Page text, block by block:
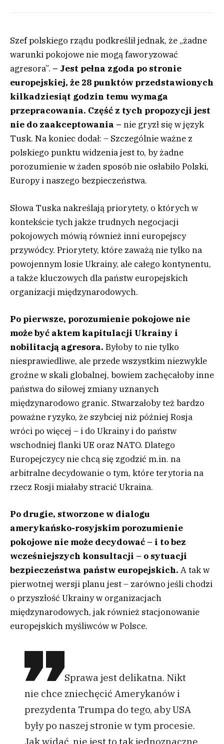
Szef polskiego rządu podkreślił jednak, że „żadne
warunki pokojowe nie mogą faworyzować
agresora”. – Jest pełna zgoda po stronie
europejskiej, że 28 punktów przedstawionych
kilkadziesiąt godzin temu wymaga
przepracowania. Część z tych propozycji jest
nie do zaakceptowania – nie gryzł się w język
Tusk. Na koniec dodał: – Szczególnie ważne z
polskiego punktu widzenia jest to, by żadne
porozumienie w żaden sposób nie osłabiło Polski,
Europy i naszego bezpieczeństwa.
Słowa Tuska nakreślają priorytety, o których w
kontekście tych jakże trudnych negocjacji
pokojowych mówią również inni europejscy
przywódcy. Priorytety, które zaważą nie tylko na
powojennym losie Ukrainy, ale całego kontynentu,
a także kluczowych dla państw europejskich
organizacji międzynarodowych.
Po pierwsze, porozumienie pokojowe nie
może być aktem kapitulacji Ukrainy i
nobilitacją agresora. Byłoby to nie tylko
niesprawiedliwe, ale przede wszystkim niezwykle
groźne w skali globalnej, bowiem zachęcałoby inne
państwa do siłowej zmiany uznanych
międzynarodowo granic. Stwarzałoby też bardzo
poważne ryzyko, że szybciej niż później Rosja
wróci po więcej – i do Ukrainy i do państw
wschodniej flanki UE oraz NATO. Dlatego
Europejczycy nie chcą się zgodzić m.in. na
arbitralne decydowanie o tym, które terytoria na
rzecz Rosji miałaby stracić Ukraina.
Po drugie, stworzone w dialogu
amerykańsko-rosyjskim porozumienie
pokojowe nie może decydować – i to bez
wcześniejszych konsultacji – o sytuacji
bezpieczeństwa państw europejskich. A tak w
pierwotnej wersji planu jest – zarówno jeśli chodzi
o przyszłość Ukrainy w organizacjach
międzynarodowych, jak również stacjonowanie
europejskich myśliwców w Polsce.
Sprawa jest delikatna. Nikt
nie chce zniechęcić Amerykanów i
prezydenta Trumpa do tego, aby USA
były po naszej stronie w tym procesie.
Jak widać, nie jest to tak jednoznaczne